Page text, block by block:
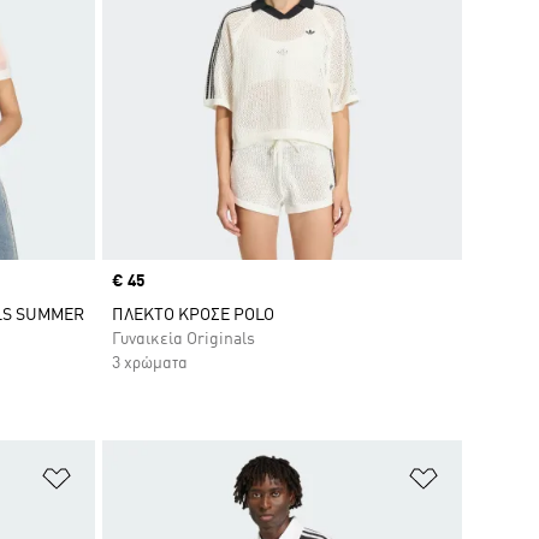
SUMMER
Price
€ 45
ΠΛΕΚΤΟ ΚΡΟΣΕ POLO
Γυναικεία Originals
3 χρώματα
Προσθήκη στη Λίστα Επιθυμιών